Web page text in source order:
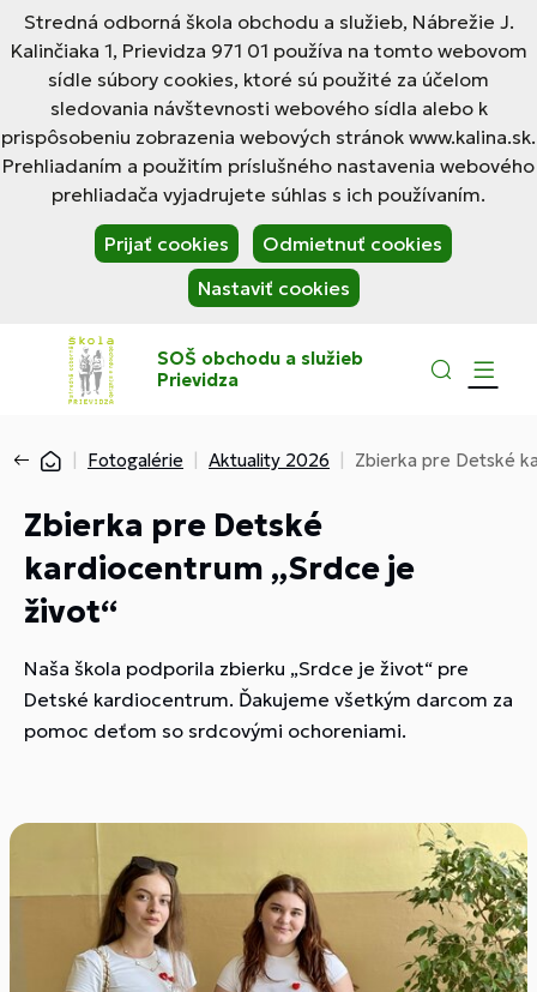
Stredná odborná škola obchodu a služieb, Nábrežie J.
Kalinčiaka 1, Prievidza 971 01 používa na tomto webovom
sídle súbory cookies, ktoré sú použité za účelom
sledovania návštevnosti webového sídla alebo k
prispôsobeniu zobrazenia webových stránok www.kalina.sk.
Prehliadaním a použitím príslušného nastavenia webového
prehliadača vyjadrujete súhlas s ich používaním.
Prijať cookies
Odmietnuť cookies
Nastaviť cookies
SOŠ obchodu a služieb
Prievidza
Fotogalérie Aktuality 2026 Zbierka pre Detské
Zbierka pre Detské
kardiocentrum „Srdce je
život“
Naša škola podporila zbierku „Srdce je život“ pre
Detské kardiocentrum. Ďakujeme všetkým darcom za
pomoc deťom so srdcovými ochoreniami.